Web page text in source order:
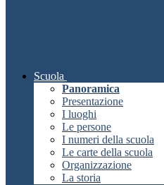
Scuola
Panoramica
Presentazione
I luoghi
Le persone
I numeri della scuola
Le carte della scuola
Organizzazione
La storia